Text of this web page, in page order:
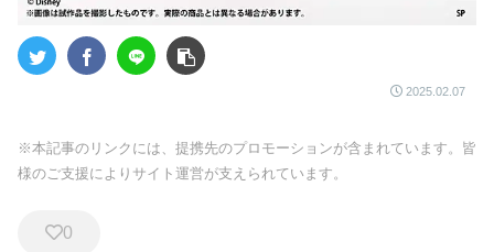
2025.02.07
※本記事のリンクには、提携先のプロモーションが含まれています。皆
様のご支援によりサイト運営が支えられています。
0